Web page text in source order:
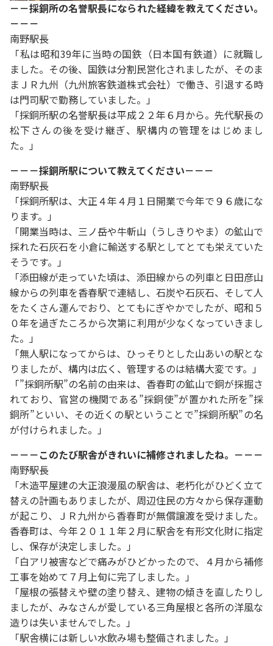
－－採銅所の名誉駅長になられた経緯を教えてください。
－－－
南野駅長
「私は昭和39年に当時の国鉄（日本国有鉄道）に就職し
ました。その後、国鉄は分割民営化されましたが、そのま
まＪＲ九州（九州旅客鉄道株式会社）で働き、引退する時
は門司駅で勤務していました。」
「採銅所駅の名誉駅長は平成２２年６月から。先代駅長の
松下さんの後を受け継ぎ、駅構内の管理をはじめまし
た。」
－－－採銅所駅について教えてください－－－
南野駅長
「採銅所駅は、大正４年４月１日開業で今年で９６歳にな
ります。」
「開業当時は、三ノ岳や牛斬山（うしきりやま）の鉱山で
採れた石灰石を小倉に輸送する駅としてとても栄えていた
そうです。」
「添田線が走っていた頃は、添田線からの列車と日田彦山
線からの列車を香春駅で連結し、石炭や石灰石、そして人
をたくさん運んでおり、とてもにぎやかでしたが、昭和５
０年を過ぎたころから次第に利用が少なくなっていきまし
た。」
「無人駅になってからは、ひっそりとした山あいの駅とな
りましたが、構内は広く、管理するのは結構大変です。」
「”採銅所駅”の名前の由来は、香春町の鉱山で銅が採掘さ
れており、官営の機関である”採銅使”が置かれた所を”採
銅所”といい、その近くの駅ということで”採銅所駅”の名
が付けられました。」
－－－このたび駅舎がきれいに補修されましたね。－－－
南野駅長
「木造平屋建の大正浪漫風の駅舎は、老朽化がひどく立て
替えの計画もありましたが、周辺住民の方々から保存運動
が起こり、ＪＲ九州から香春町が無償譲渡を受けました。
香春町は、今年２０１１年２月に駅舎を有形文化財に指定
し、保存が決定しました。」
「白アリ被害などで痛みがひどかったので、４月から補修
工事を始めて７月上旬に完了しました。」
「屋根の張替えや壁の塗り替え、建物の傾きを直したりし
ましたが、みなさんが愛している三角屋根と各所の洋風な
造りは失いませんでした。」
「駅舎横には新しい水飲み場も整備されました。」